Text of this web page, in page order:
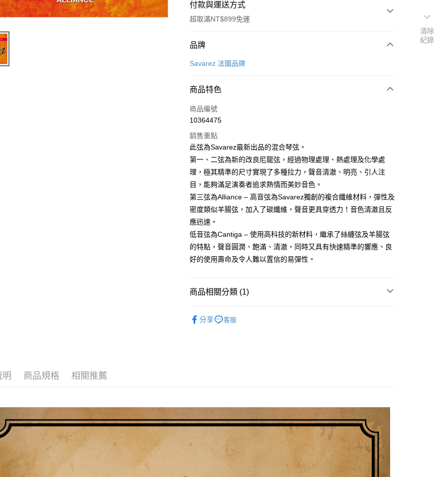
付款與運送方式
超取滿NT$899免運
付款方式
信用卡一次付款
合作金庫商業銀行
華南商業銀行
上海商業儲蓄銀行
國泰世華商業銀行
兆豐國際商業銀行
臺灣中小企業銀行
台中商業銀行
華泰商業銀行
聯邦商業銀行
遠東國際商業銀行
元大商業銀行
永豐商業銀行
玉山商業銀行
星展（台灣）商業銀行
台新國際商業銀行
中國信託商業銀行
台灣樂天信用卡公司
6 期 0 利率 每期
華南商業銀行
上海商業儲蓄銀行
台北富邦商業銀行
國泰世華商業銀行
兆豐國際商業銀行
臺灣中小企業銀行
台中商業銀行
匯豐（台灣）商業銀行
華泰商業銀行
元大商業銀行
永豐商業銀行
玉山商業銀行
星展（台灣）商業銀行
台新國際商業銀行
台灣樂天信用卡公司
合作金庫商業銀行
華南商業銀行
上海商業儲蓄銀行
台北富邦商業銀行
國泰世華商業銀行
兆豐國際商業銀行
臺灣中小企業銀行
台中商業銀行
匯豐（台灣）商業銀行
華泰商業銀行
聯邦商業銀行
遠東國際商業銀行
玉山商業銀行
台新國際商業銀行
中國信託商業銀行
台灣樂天信用卡公司
超商取貨付款
LINE Pay
Apple Pay
街口支付
悠遊付
Google Pay
全盈+PAY
【關於「AFTEE先享後付」】
１．簡單：不需註冊會員、不需綁卡、不需儲值。
絡購買商品的店家。未經商家同意取消之訂單仍視為有效，需透過AFTEE
先享後付繳納相關費用。
※ 交易是否成功請以「AFTEE先享後付 」之結帳頁面顯示為準，若有關於
是否繳費成功／繳費後需取消欲退款等相關疑問，請聯繫「AFTEE先享後
付客戶支援中心」
https://netprotections.freshdesk.com/support/home
7-11取貨付款
每筆NT$60，滿NT$899(含以上)免運費
付款後7-11取貨
每筆NT$60，滿NT$899(含以上)免運費
品牌
Savarez 法國品牌
商品特色
商品編號
10364475
銷售重點
此弦為Savarez最新出品的混合琴弦。
第一、二弦為新的改良尼龍弦，經過物理處理、熱處理及化學處
理，極其精準的尺寸實現了多種拉力，聲音清澈、明亮、引人注
目，能夠滿足演奏者追求熱情而美妙音色。
第三弦為Alliance – 高音弦為Savarez獨創的複合纖維材料，彈性及
密度類似羊腸弦，加入了碳纖維，聲音更具穿透力！音色清澈且反
應迅速。
低音弦為Cantiga – 使用高科技的新材料，繼承了絲纏弦及羊腸弦
的特點，聲音圓潤、飽滿、清澈，同時又具有快速精準的響應、良
好的使用壽命及令人難以置信的易彈性。
商品相關分類 (1)
分享
客服
明 商品規格 相關推薦
清除
紀錄